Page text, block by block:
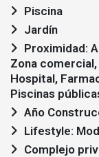
Piscina
Jardín
Zona
Hospital,
Piscinas
Año
Lifestyle:
Complejo